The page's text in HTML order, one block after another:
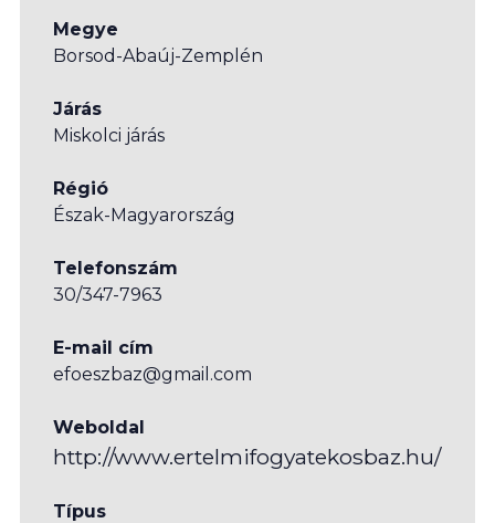
Megye
Borsod-Abaúj-Zemplén
Járás
Miskolci járás
Régió
Észak-Magyarország
Telefonszám
30/347-7963
E-mail cím
efoeszbaz@gmail.com
Weboldal
http://www.ertelmifogyatekosbaz.hu/
Típus